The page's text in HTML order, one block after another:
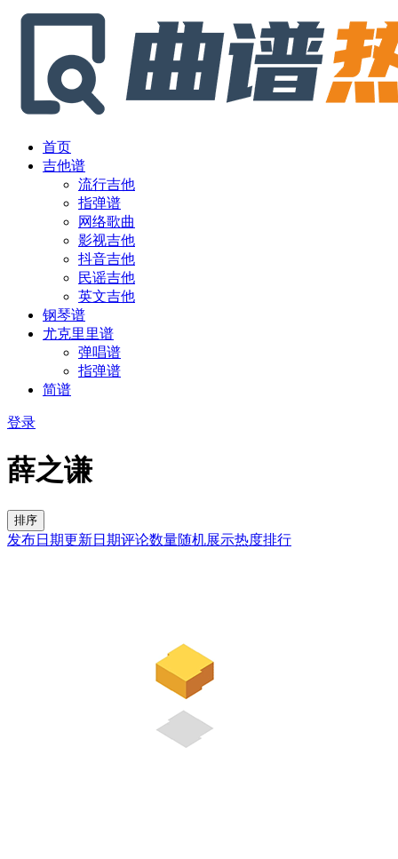
首页
吉他谱
流行吉他
指弹谱
网络歌曲
影视吉他
抖音吉他
民谣吉他
英文吉他
钢琴谱
尤克里里谱
弹唱谱
指弹谱
简谱
登录
薛之谦
排序
发布日期更新日期评论数量随机展示热度排行